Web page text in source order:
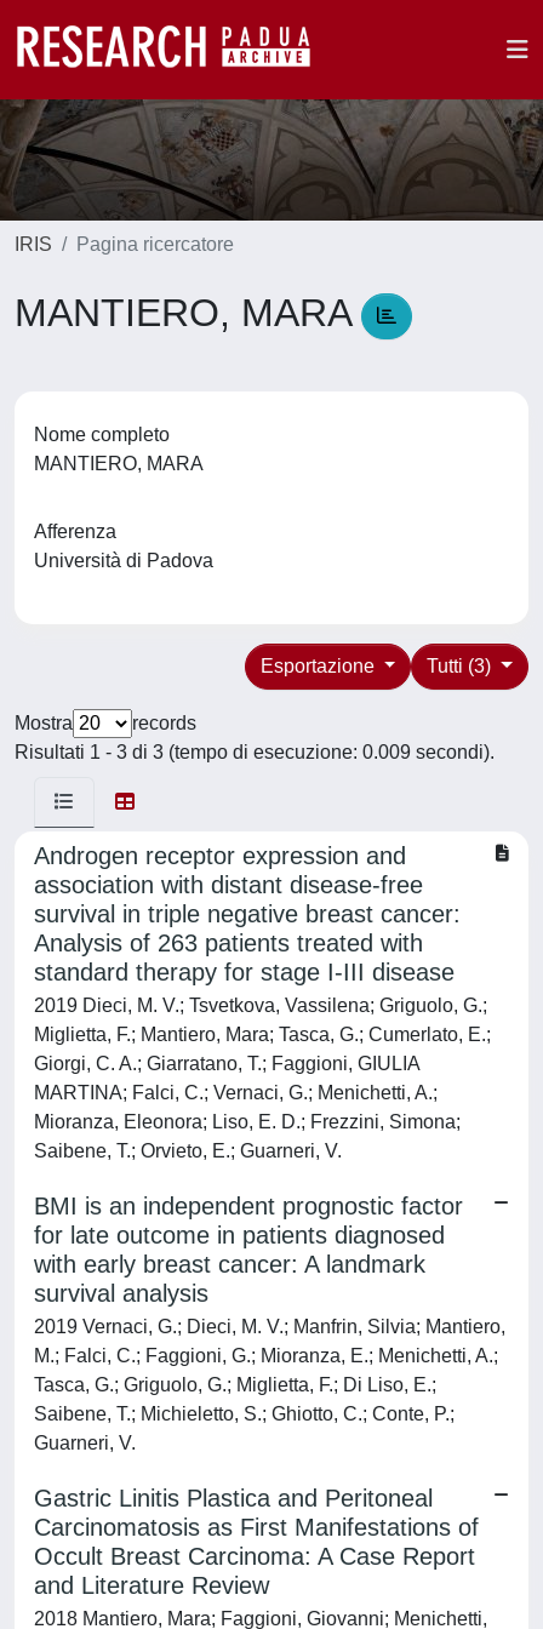
IRIS Pagina ricercatore
MANTIERO, MARA
Nome completo
MANTIERO, MARA
Afferenza
Università di Padova
Tutti (3)
Esportazione
Mostra
records
Risultati 1 - 3 di 3 (tempo di esecuzione: 0.009 secondi).
Androgen receptor expression and
association with distant disease-free
survival in triple negative breast cancer:
Analysis of 263 patients treated with
standard therapy for stage I-III disease
2019 Dieci, M. V.; Tsvetkova, Vassilena; Griguolo, G.;
Miglietta, F.; Mantiero, Mara; Tasca, G.; Cumerlato, E.;
Giorgi, C. A.; Giarratano, T.; Faggioni, GIULIA
MARTINA; Falci, C.; Vernaci, G.; Menichetti, A.;
Mioranza, Eleonora; Liso, E. D.; Frezzini, Simona;
Saibene, T.; Orvieto, E.; Guarneri, V.
BMI is an independent prognostic factor
for late outcome in patients diagnosed
with early breast cancer: A landmark
survival analysis
2019 Vernaci, G.; Dieci, M. V.; Manfrin, Silvia; Mantiero,
M.; Falci, C.; Faggioni, G.; Mioranza, E.; Menichetti, A.;
Tasca, G.; Griguolo, G.; Miglietta, F.; Di Liso, E.;
Saibene, T.; Michieletto, S.; Ghiotto, C.; Conte, P.;
Guarneri, V.
Gastric Linitis Plastica and Peritoneal
Carcinomatosis as First Manifestations of
Occult Breast Carcinoma: A Case Report
and Literature Review
2018 Mantiero, Mara; Faggioni, Giovanni; Menichetti,